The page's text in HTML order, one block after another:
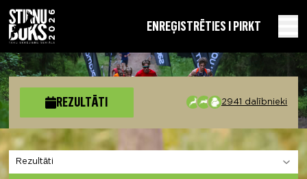
ENREĢISTRĒTIES I PIRKT
REZULTĀTI 2941 dalībnieki
Izvēlies sadaļu